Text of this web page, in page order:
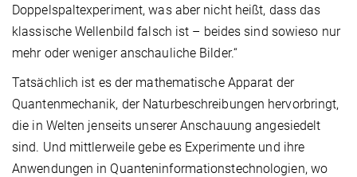
Doppelspaltexperiment, was aber nicht heißt, dass das
klassische Wellenbild falsch ist – beides sind sowieso nur
mehr oder weniger anschauliche Bilder.“
Tatsächlich ist es der mathematische Apparat der
Quantenmechanik, der Naturbeschreibungen hervorbringt,
die in Welten jenseits unserer Anschauung angesiedelt
sind. Und mittlerweile gebe es Experimente und ihre
Anwendungen in Quanteninformationstechnologien, wo